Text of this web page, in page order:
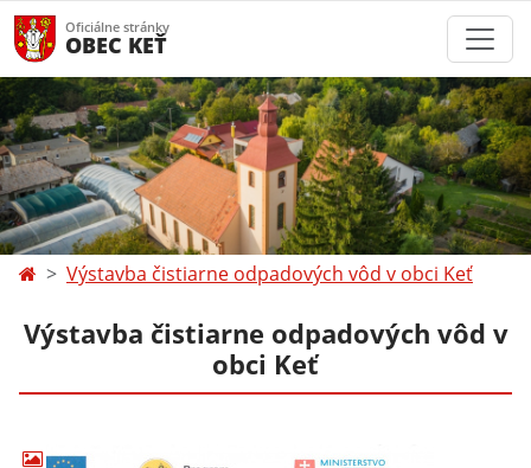
Oficiálne stránky
OBEC KEŤ
Výstavba čistiarne odpadových vôd v obci Keť
Výstavba čistiarne odpadových vôd v
obci Keť